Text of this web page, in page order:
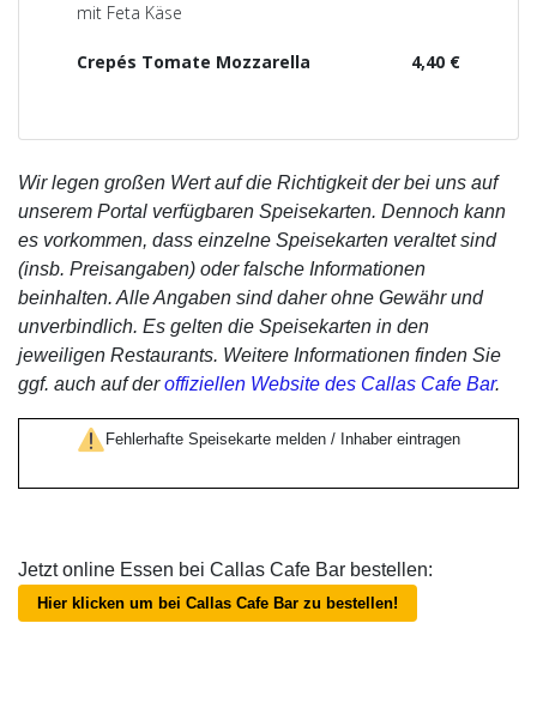
mit Feta Käse
4,40 €
Crepés Tomate Mozzarella
Wir legen großen Wert auf die Richtigkeit der bei uns auf
unserem Portal verfügbaren Speisekarten. Dennoch kann
es vorkommen, dass einzelne Speisekarten veraltet sind
(insb. Preisangaben) oder falsche Informationen
beinhalten. Alle Angaben sind daher ohne Gewähr und
unverbindlich. Es gelten die Speisekarten in den
jeweiligen Restaurants. Weitere Informationen finden Sie
ggf. auch auf deroffiziellen Website des Callas Cafe Bar.
Fehlerhafte Speisekarte melden / Inhaber eintragen
Jetzt online Essen bei Callas Cafe Bar bestellen:
Hier klicken um bei Callas Cafe Bar zu bestellen!